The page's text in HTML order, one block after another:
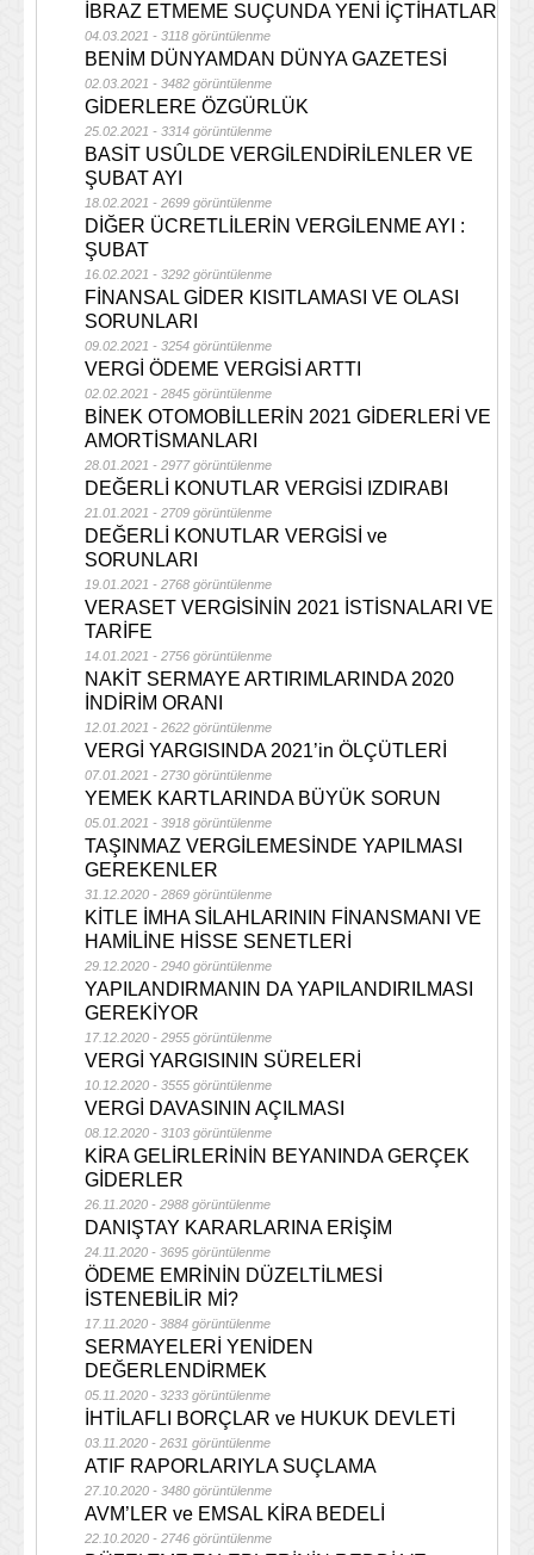
İBRAZ ETMEME SUÇUNDA YENİ İÇTİHATLAR
04.03.2021 - 3118 görüntülenme
BENİM DÜNYAMDAN DÜNYA GAZETESİ
02.03.2021 - 3482 görüntülenme
GİDERLERE ÖZGÜRLÜK
25.02.2021 - 3314 görüntülenme
BASİT USÛLDE VERGİLENDİRİLENLER VE
ŞUBAT AYI
18.02.2021 - 2699 görüntülenme
DİĞER ÜCRETLİLERİN VERGİLENME AYI :
ŞUBAT
16.02.2021 - 3292 görüntülenme
FİNANSAL GİDER KISITLAMASI VE OLASI
SORUNLARI
09.02.2021 - 3254 görüntülenme
VERGİ ÖDEME VERGİSİ ARTTI
02.02.2021 - 2845 görüntülenme
BİNEK OTOMOBİLLERİN 2021 GİDERLERİ VE
AMORTİSMANLARI
28.01.2021 - 2977 görüntülenme
DEĞERLİ KONUTLAR VERGİSİ IZDIRABI
21.01.2021 - 2709 görüntülenme
DEĞERLİ KONUTLAR VERGİSİ ve
SORUNLARI
19.01.2021 - 2768 görüntülenme
VERASET VERGİSİNİN 2021 İSTİSNALARI VE
TARİFE
14.01.2021 - 2756 görüntülenme
NAKİT SERMAYE ARTIRIMLARINDA 2020
İNDİRİM ORANI
12.01.2021 - 2622 görüntülenme
VERGİ YARGISINDA 2021’in ÖLÇÜTLERİ
07.01.2021 - 2730 görüntülenme
YEMEK KARTLARINDA BÜYÜK SORUN
05.01.2021 - 3918 görüntülenme
TAŞINMAZ VERGİLEMESİNDE YAPILMASI
GEREKENLER
31.12.2020 - 2869 görüntülenme
KİTLE İMHA SİLAHLARININ FİNANSMANI VE
HAMİLİNE HİSSE SENETLERİ
29.12.2020 - 2940 görüntülenme
YAPILANDIRMANIN DA YAPILANDIRILMASI
GEREKİYOR
17.12.2020 - 2955 görüntülenme
VERGİ YARGISININ SÜRELERİ
10.12.2020 - 3555 görüntülenme
VERGİ DAVASININ AÇILMASI
08.12.2020 - 3103 görüntülenme
KİRA GELİRLERİNİN BEYANINDA GERÇEK
GİDERLER
26.11.2020 - 2988 görüntülenme
DANIŞTAY KARARLARINA ERİŞİM
24.11.2020 - 3695 görüntülenme
ÖDEME EMRİNİN DÜZELTİLMESİ
İSTENEBİLİR Mİ?
17.11.2020 - 3884 görüntülenme
SERMAYELERİ YENİDEN
DEĞERLENDİRMEK
05.11.2020 - 3233 görüntülenme
İHTİLAFLI BORÇLAR ve HUKUK DEVLETİ
03.11.2020 - 2631 görüntülenme
ATIF RAPORLARIYLA SUÇLAMA
27.10.2020 - 3480 görüntülenme
AVM’LER ve EMSAL KİRA BEDELİ
22.10.2020 - 2746 görüntülenme